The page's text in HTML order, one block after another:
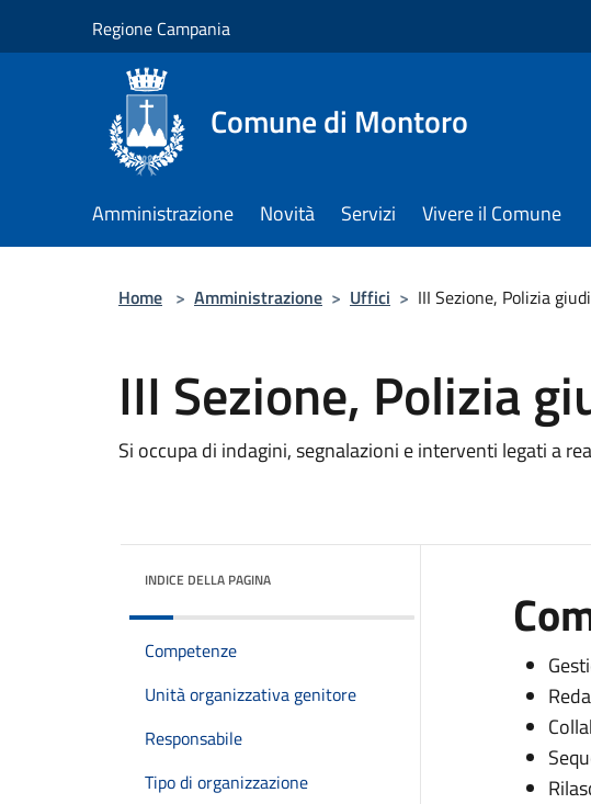
Regione Campania
Comune di Montoro
Amministrazione Novità Servizi Vivere il Comune
Home > Amministrazione > Uffici > III Sezione, Polizia
III Sezione, Polizia
Si occupa di indagini, segnalazioni e interventi legati a
INDICE DELLA PAGINA
Competenze
Unità organizzativa genitore
Responsabile
Tipo di organizzazione